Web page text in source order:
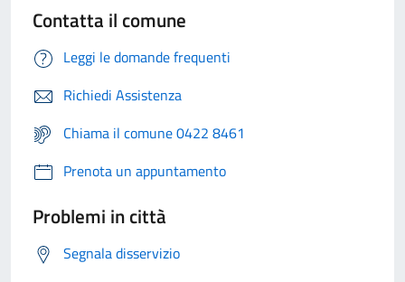
Contatta il comune
Leggi le domande frequenti
Richiedi Assistenza
Chiama il comune 0422 8461
Prenota un appuntamento
Problemi in città
Segnala disservizio